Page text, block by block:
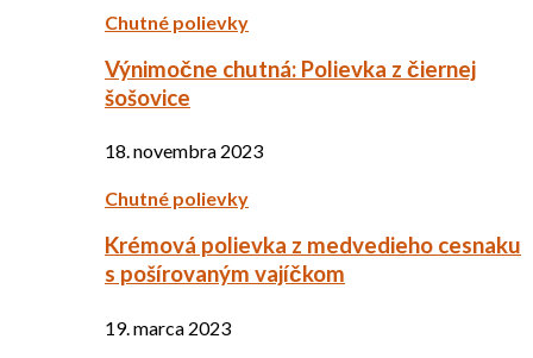
Chutné polievky
Výnimočne chutná: Polievka z čiernej
šošovice
18. novembra 2023
Chutné polievky
Krémová polievka z medvedieho cesnaku
s pošírovaným vajíčkom
19. marca 2023